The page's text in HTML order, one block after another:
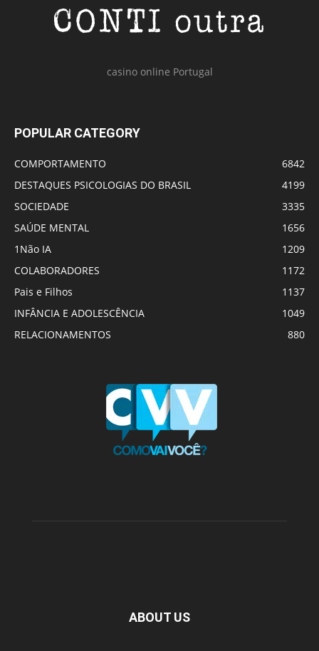
casino online Portugal
POPULAR CATEGORY
COMPORTAMENTO
6842
DESTAQUES PSICOLOGIAS DO BRASIL
4199
SOCIEDADE
3335
SAÚDE MENTAL
1656
1Não IA
1209
COLABORADORES
1172
Pais e Filhos
1137
INFÂNCIA E ADOLESCÊNCIA
1049
RELACIONAMENTOS
880
ABOUT US